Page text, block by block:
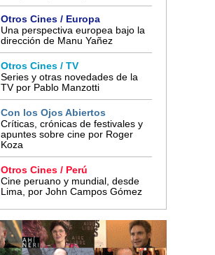
Otros Cines / Europa
Una perspectiva europea bajo la
dirección de Manu Yañez
Otros Cines / TV
Series y otras novedades de la
TV por Pablo Manzotti
Con los Ojos Abiertos
Críticas, crónicas de festivales y
apuntes sobre cine por Roger
Koza
Otros Cines / Perú
Cine peruano y mundial, desde
Lima, por John Campos Gómez